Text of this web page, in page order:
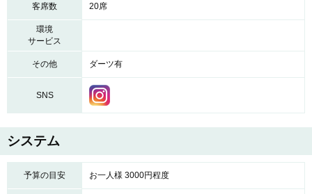
客席数 20席
環境
サービス
その他 ダーツ有
SNS
システム
予算の目安 お一人様 3000円程度